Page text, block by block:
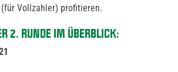
(für Vollzahler) profitieren.
2. RUNDE IM ÜBERBLICK: